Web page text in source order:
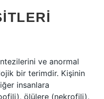
ve anormal
bir terimdir. Kişinin
insanlara
ölülere (nekrofili),